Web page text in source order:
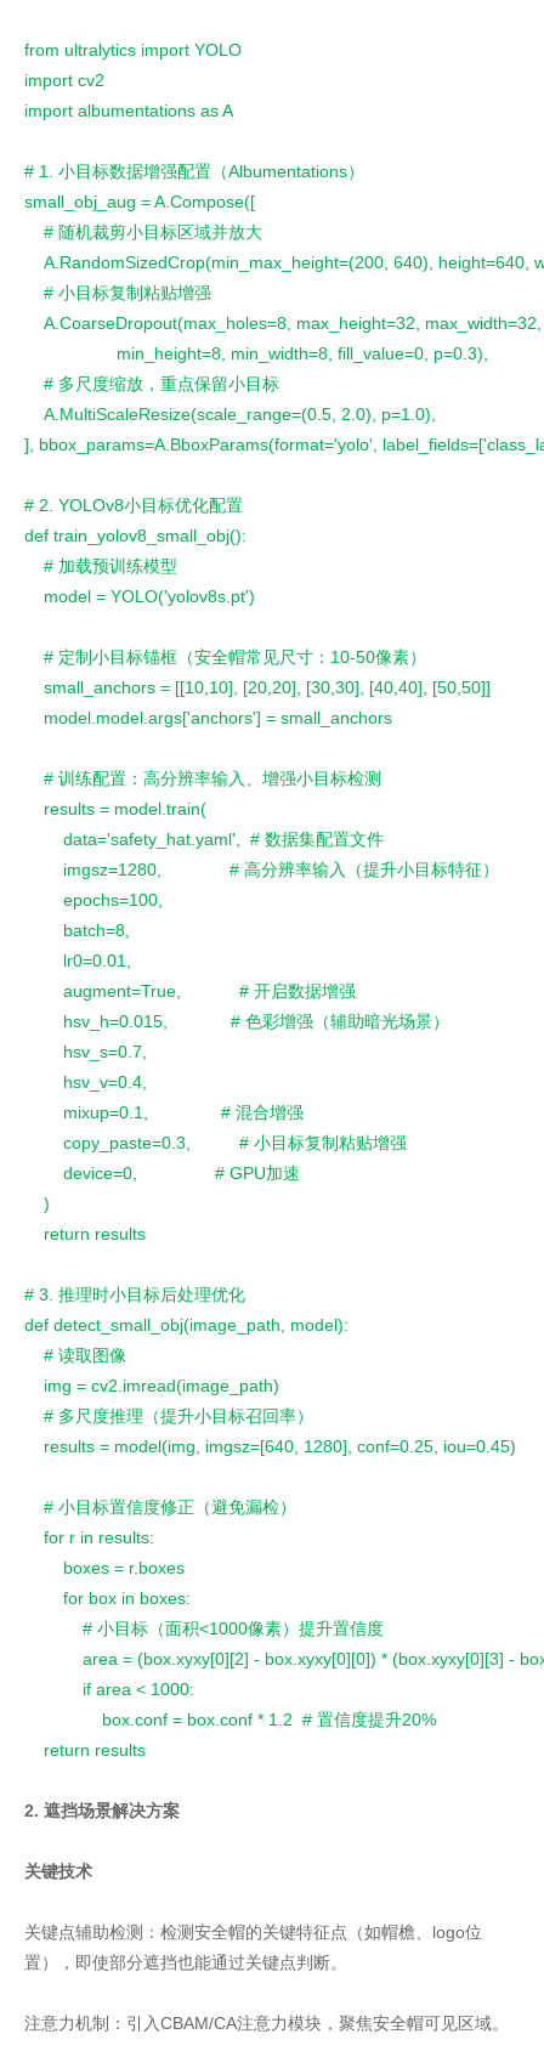
from ultralytics import YOLO
import cv2
import albumentations as A
# 1. 小目标数据增强配置（Albumentations）
small_obj_aug = A.Compose([
# 随机裁剪小目标区域并放大
A.RandomSizedCrop(min_max_height=(200, 640), height=640,
# 小目标复制粘贴增强
A.CoarseDropout(max_holes=8, max_height=32,
min_height=8, min_width=8, fill_value=0, p=0.3),
# 多尺度缩放，重点保留小目标
A.MultiScaleResize(scale_range=(0.5, 2.0), p=1.0),
], bbox_params=A.BboxParams(format='yolo',
# 2. YOLOv8小目标优化配置
def train_yolov8_small_obj():
# 加载预训练模型
model = YOLO('yolov8s.pt')
# 定制小目标锚框（安全帽常见尺寸：10-50像素）
small_anchors = [[10,10], [20,20], [30,30], [40,40], [50,50]]
model.model.args['anchors'] = small_anchors
# 训练配置：高分辨率输入、增强小目标检测
results = model.train(
data='safety_hat.yaml',  # 数据集配置文件
imgsz=1280,              # 高分辨率输入（提升小目标特征）
epochs=100,
batch=8,
lr0=0.01,
augment=True,            # 开启数据增强
hsv_h=0.015,             # 色彩增强（辅助暗光场景）
hsv_s=0.7,
hsv_v=0.4,
mixup=0.1,               # 混合增强
copy_paste=0.3,          # 小目标复制粘贴增强
device=0,                # GPU加速
)
return results
# 3. 推理时小目标后处理优化
def detect_small_obj(image_path, model):
# 读取图像
img = cv2.imread(image_path)
# 多尺度推理（提升小目标召回率）
results = model(img, imgsz=[640, 1280], conf=0.25, iou=0.45)
# 小目标置信度修正（避免漏检）
for r in results:
boxes = r.boxes
for box in boxes:
# 小目标（面积<1000像素）提升置信度
area = (box.xyxy[0][2] - box.xyxy[0][0]) * (box.xyxy[0][3] -
if area < 1000:
box.conf = box.conf * 1.2  # 置信度提升20%
return results
2. 遮挡场景解决方案
关键技术
关键点辅助检测：检测安全帽的关键特征点（如帽檐、logo位
置），即使部分遮挡也能通过关键点判断。
注意力机制：引入CBAM/CA注意力模块，聚焦安全帽可见区域。